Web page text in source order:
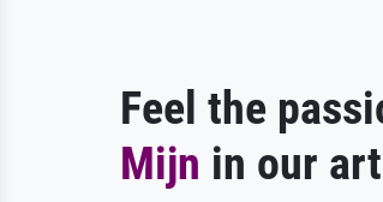
Feel the
Mijn in our